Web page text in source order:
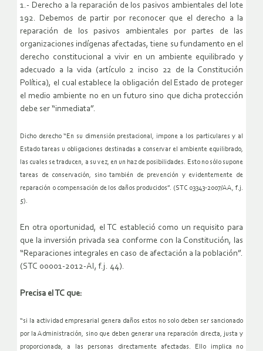
1.- Derecho a la reparación de los pasivos ambientales del lote
192. Debemos de partir por reconocer que el derecho a la
reparación de los pasivos ambientales por partes de las
organizaciones indígenas afectadas, tiene su fundamento en el
derecho constitucional a vivir en un ambiente equilibrado y
adecuado a la vida (artículo 2 inciso 22 de la Constitución
Política), el cual establece la obligación del Estado de proteger
el medio ambiente no en un futuro sino que dicha protección
debe ser “inmediata”.
Dicho derecho “En su dimensión prestacional, impone a los particulares y al
Estado tareas u obligaciones destinadas a conservar el ambiente equilibrado,
las cuales se traducen, a su vez, en un haz de posibilidades. Esto no sólo supone
tareas de conservación, sino también de prevención y evidentemente de
reparación o compensación de los daños producidos”. (STC 03343-2007/AA, f.j.
5).
En otra oportunidad, el TC estableció como un requisito para
que la inversión privada sea conforme con la Constitución, las
“Reparaciones integrales en caso de afectación a la población”.
(STC 00001-2012-AI, f.j. 44).
Precisa el TC que:
“si la actividad empresarial genera daños estos no solo deben ser sancionado
por la Administración, sino que deben generar una reparación directa, justa y
proporcionada, a las personas directamente afectadas. Ello implica no